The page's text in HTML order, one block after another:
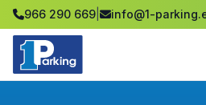
966 290 669 info@1-